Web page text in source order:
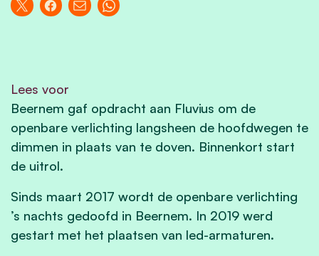
Lees voor
Beernem gaf opdracht aan Fluvius om de
openbare verlichting langsheen de hoofdwegen te
dimmen in plaats van te doven. Binnenkort start
de uitrol.
Sinds maart 2017 wordt de openbare verlichting
’s nachts gedoofd in Beernem. In 2019 werd
gestart met het plaatsen van led-armaturen.